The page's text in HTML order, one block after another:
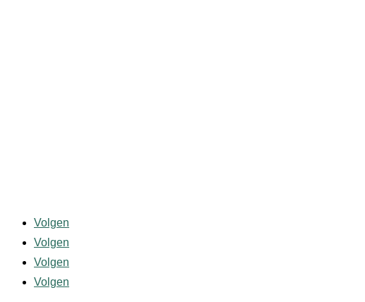
Volgen
Volgen
Volgen
Volgen